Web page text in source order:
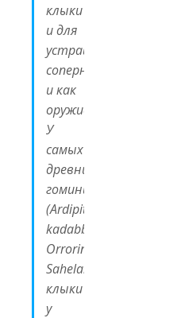
клыки
и для
устрашения
соперников,
и как
оружие.
У
самых
древних
гоминин
(Ardipithecus
kadabba
Orrorin
Sahelanthropus
клыки
у